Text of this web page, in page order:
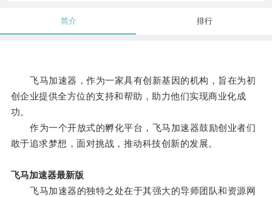
简介 排行
飞马加速器，作为一家具有创新基因的机构，旨在为初
创企业提供全方位的支持和帮助，助力他们实现商业化成
功。
作为一个开放式的孵化平台，飞马加速器鼓励创业者们
敢于追求梦想，面对挑战，推动科技创新的发展。
飞马加速器最新版
飞马加速器的独特之处在于其强大的导师团队和资源网